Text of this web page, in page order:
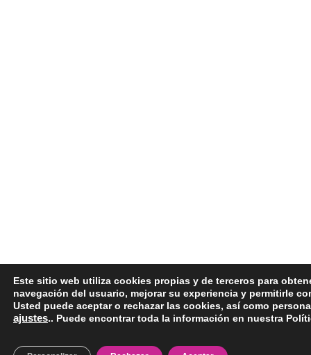
Este sitio web utiliza cookies propias y de terceros para
navegación del usuario, mejorar su experiencia y permitirle
Usted puede aceptar o rechazar las cookies, así como
ajustes.. Puede encontrar toda la información en nuestra